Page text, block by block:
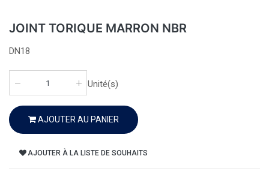
JOINT TORIQUE MARRON NBR
DN18
Unité(s)
AJOUTER AU PANIER
AJOUTER À LA LISTE DE SOUHAITS